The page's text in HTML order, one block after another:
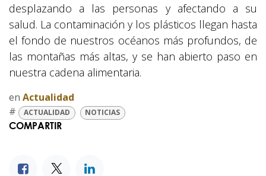
desplazando a las personas y afectando a su
salud. La contaminación y los plásticos llegan hasta
el fondo de nuestros océanos más profundos, de
las montañas más altas, y se han abierto paso en
nuestra cadena alimentaria.
en Actualidad
#
ACTUALIDAD NOTICIAS
COMPARTIR